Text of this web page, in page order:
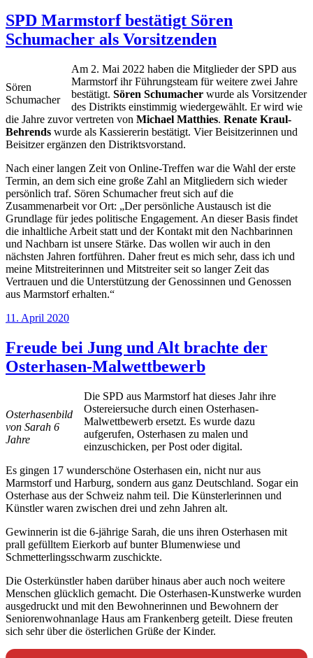
SPD Marmstorf bestätigt Sören
Schumacher als Vorsitzenden
Sören
Schumacher
Am 2. Mai 2022 haben die Mitglieder der SPD aus
Marmstorf ihr Führungsteam für weitere zwei Jahre
bestätigt. Sören Schumacher wurde als Vorsitzender
des Distrikts einstimmig wiedergewählt. Er wird wie
die Jahre zuvor vertreten von Michael Matthies. Renate Kraul-
Behrends wurde als Kassiererin bestätigt. Vier Beisitzerinnen und
Beisitzer ergänzen den Distriktsvorstand.
Nach einer langen Zeit von Online-Treffen war die Wahl der erste
Termin, an dem sich eine große Zahl an Mitgliedern sich wieder
persönlich traf. Sören Schumacher freut sich auf die
Zusammenarbeit vor Ort: „Der persönliche Austausch ist die
Grundlage für jedes politische Engagement. An dieser Basis findet
die inhaltliche Arbeit statt und der Kontakt mit den Nachbarinnen
und Nachbarn ist unsere Stärke. Das wollen wir auch in den
nächsten Jahren fortführen. Daher freut es mich sehr, dass ich und
meine Mitstreiterinnen und Mitstreiter seit so langer Zeit das
Vertrauen und die Unterstützung der Genossinnen und Genossen
aus Marmstorf erhalten.“
Veröffentlicht
11. April 2020
Freude bei Jung und Alt brachte der
Osterhasen-Malwettbewerb
Osterhasenbild
von Sarah 6
Jahre
Die SPD aus Marmstorf hat dieses Jahr ihre
Ostereiersuche durch einen Osterhasen-
Malwettbewerb ersetzt. Es wurde dazu
aufgerufen, Osterhasen zu malen und
einzuschicken, per Post oder digital.
Es gingen 17 wunderschöne Osterhasen ein, nicht nur aus
Marmstorf und Harburg, sondern aus ganz Deutschland. Sogar ein
Osterhase aus der Schweiz nahm teil. Die Künsterlerinnen und
Künstler waren zwischen drei und zehn Jahren alt.
Gewinnerin ist die 6-jährige Sarah, die uns ihren Osterhasen mit
prall gefülltem Eierkorb auf bunter Blumenwiese und
Schmetterlingsschwarm zuschickte.
Die Osterkünstler haben darüber hinaus aber auch noch weitere
Menschen glücklich gemacht. Die Osterhasen-Kunstwerke wurden
ausgedruckt und mit den Bewohnerinnen und Bewohnern der
Seniorenwohnanlage Haus am Frankenberg geteilt. Diese freuten
sich sehr über die österlichen Grüße der Kinder.